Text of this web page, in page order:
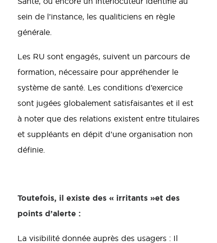
sein de l’instance, les qualiticiens en règle
générale.
Les RU sont engagés, suivent un parcours de
formation, nécessaire pour appréhender le
système de santé. Les conditions d’exercice
sont jugées globalement satisfaisantes et il est
à noter que des relations existent entre titulaires
et suppléants en dépit d’une organisation non
définie.
Toutefois, il existe des « irritants »et des
points d’alerte :
La visibilité donnée auprès des usagers : Il